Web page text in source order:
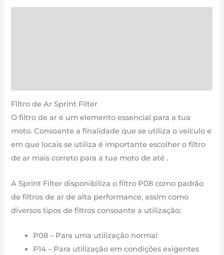
|
1050
cm3
-
PM193T12
2016
até
2017
Filtro de Ar Sprint Filter
O filtro de ar é um elemento essencial para a tua
moto. Consoante a finalidade que se utiliza o veículo e
em que locais se utiliza é importante escolher o filtro
de ar mais correto para a tua moto de até .
A Sprint Filter disponibiliza o filtro P08 como padrão
de filtros de ar de alta performance, assim como
diversos tipos de filtros consoante a utilização:
P08 – Para uma utilização normal
P14 – Para utilização em condições exigentes